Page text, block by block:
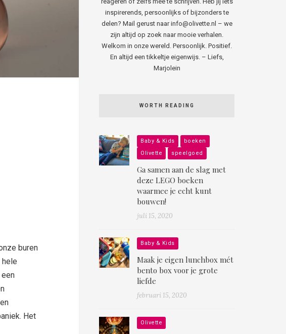
buren
Het
inspirerends, persoonlijks of bijzonders te
delen? Mail gerust naar info@olivette.nl – we
zijn altijd op zoek naar mooie verhalen.
Welkom in onze wereld. Persoonlijk. Positief.
En altijd een tikkeltje eigenwijs. – Liefs,
Marjolein
WORTH READING
Baby & Kids
boeken
Olivette
speelgoed
Ga samen aan de slag met
deze LEGO boeken
waarmee je echt kunt
bouwen!
juli 15, 2020
Baby & Kids
Maak je eigen lunchbox mét
bento box voor je grote
liefde
februari 15, 2020
Olivette